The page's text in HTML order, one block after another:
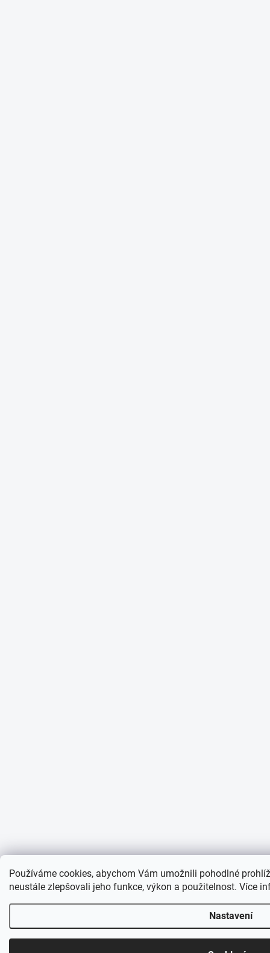
Používáme cookies, abychom Vám umožnili pohodlné
neustále zlepšovali jeho funkce, výkon a použitelnost. Více
Nastavení